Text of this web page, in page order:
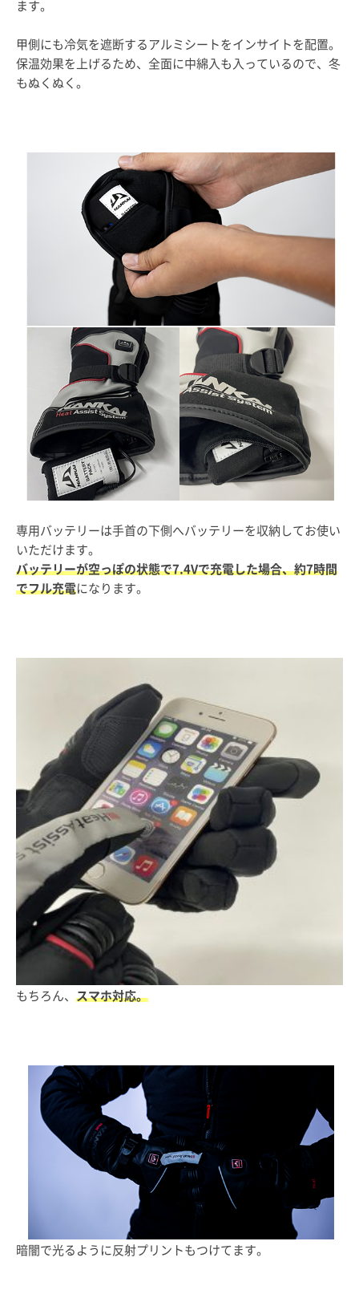
ます。
甲側にも冷気を遮断するアルミシートをインサイトを配置。
保温効果を上げるため、全面に中綿入も入っているので、冬
もぬくぬく。
専用バッテリーは手首の下側へバッテリーを収納してお使い
いただけます。
バッテリーが空っぽの状態で7.4Vで充電した場合、約7時間
でフル充電になります。
もちろん、 スマホ対応。
暗闇で光るように反射プリントもつけてます。